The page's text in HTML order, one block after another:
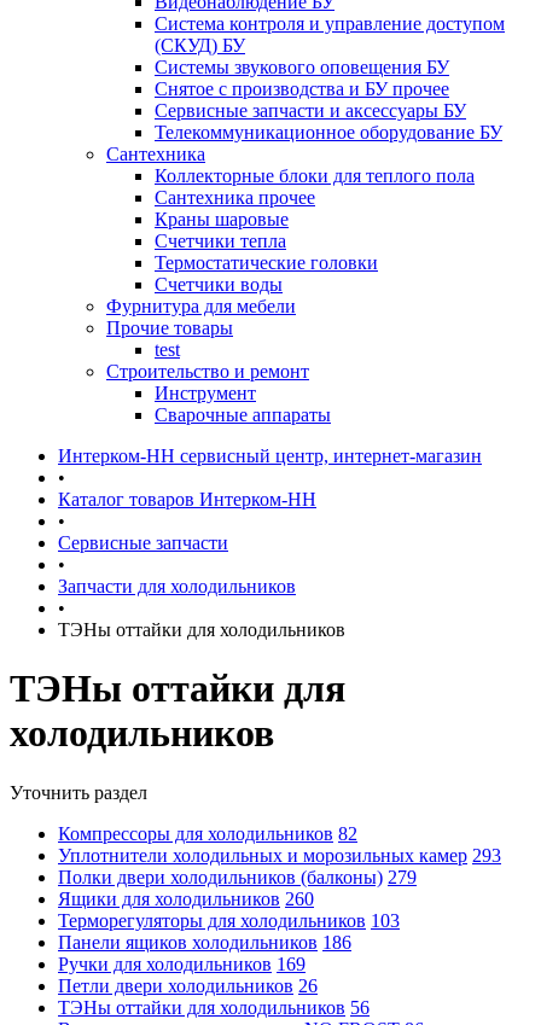
Система контроля и управление доступом
(СКУД) БУ
Системы звукового оповещения БУ
Снятое с производства и БУ прочее
Сервисные запчасти и аксессуары БУ
Телекоммуникационное оборудование БУ
Сантехника
Коллекторные блоки для теплого пола
Сантехника прочее
Краны шаровые
Счетчики тепла
Термоcтатические головки
Счетчики воды
Фурнитура для мебели
Прочие товары
test
Строительство и ремонт
Инструмент
Сварочные аппараты
Интерком-НН сервисный центр, интернет-магазин
•
Каталог товаров Интерком-НН
•
Сервисные запчасти
•
Запчасти для холодильников
•
ТЭНы оттайки для холодильников
ТЭНы оттайки для
холодильников
Уточнить раздел
Компрессоры для холодильников 82
Уплотнители холодильных и морозильных камер 293
Полки двери холодильников (балконы) 279
Ящики для холодильников 260
Терморегуляторы для холодильников 103
Панели ящиков холодильников 186
Ручки для холодильников 169
Петли двери холодильников 26
ТЭНы оттайки для холодильников 56